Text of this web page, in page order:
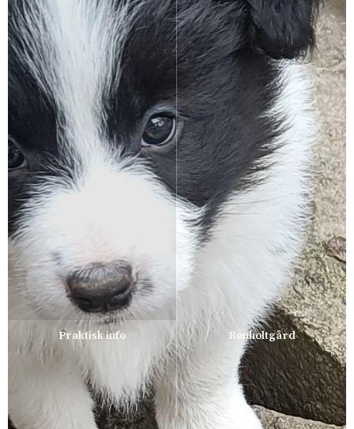
Praktisk info Rønholtgård